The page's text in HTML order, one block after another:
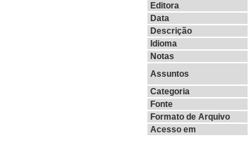
Editora
Data
Descrição
Idioma
Notas
Assuntos
Categoria
Fonte
Formato de Arquivo
Acesso em